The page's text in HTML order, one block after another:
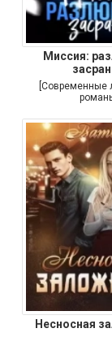
Миссия:
[Современные
Несносная